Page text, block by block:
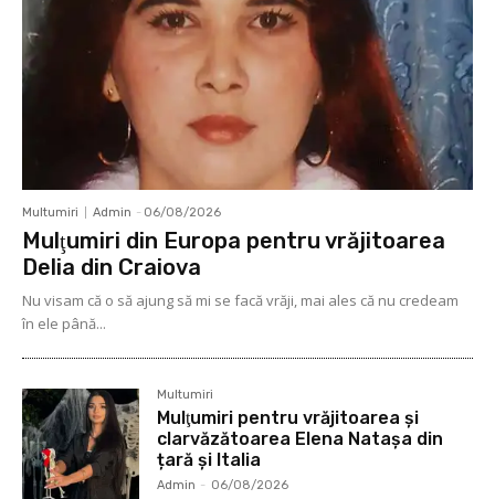
Multumiri Admin - 06/08/2026
Mulţumiri din Europa pentru vrăjitoarea
Delia din Craiova
Nu visam că o să ajung să mi se facă vrăji, mai ales că nu credeam
în ele până...
Multumiri
Mulţumiri pentru vrăjitoarea și
clarvăzătoarea Elena Natașa din
țară și Italia
Admin - 06/08/2026